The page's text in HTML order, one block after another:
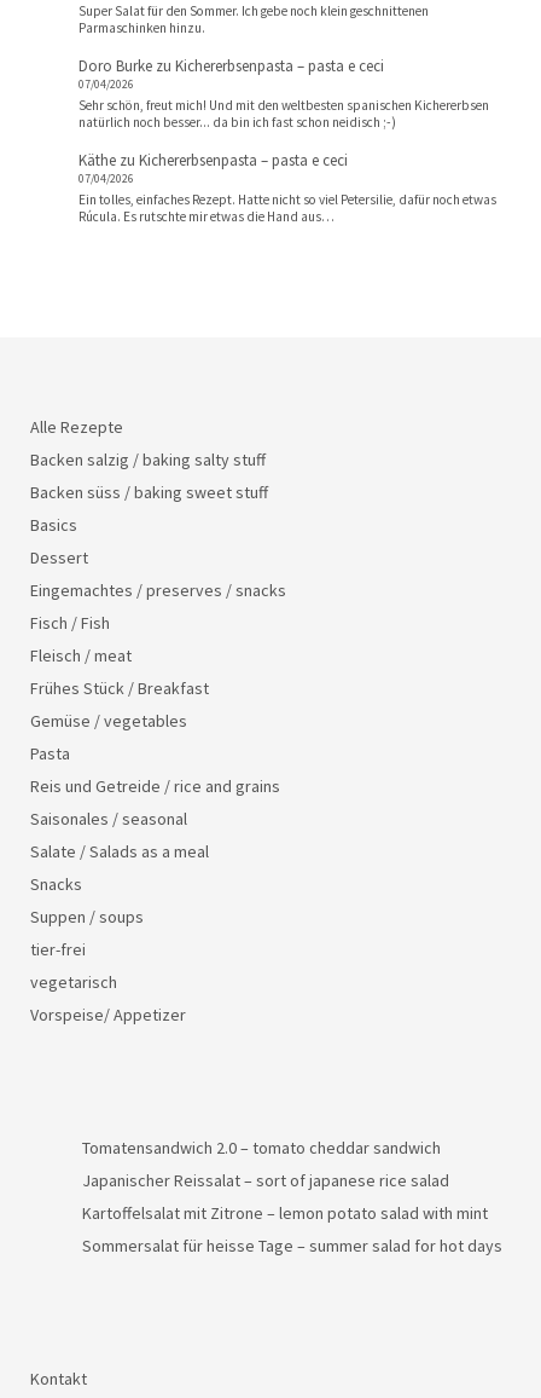
Super Salat für den Sommer. Ich gebe noch klein geschnittenen
Parmaschinken hinzu.
Doro Burke zu Kichererbsenpasta – pasta e ceci
07/04/2026
Sehr schön, freut mich! Und mit den weltbesten spanischen Kichererbsen
natürlich noch besser... da bin ich fast schon neidisch ;-)
Käthe zu Kichererbsenpasta – pasta e ceci
07/04/2026
Ein tolles, einfaches Rezept. Hatte nicht so viel Petersilie, dafür noch etwas
Rúcula. Es rutschte mir etwas die Hand aus…
Alle Rezepte
Backen salzig / baking salty stuff
Backen süss / baking sweet stuff
Basics
Dessert
Eingemachtes / preserves / snacks
Fisch / Fish
Fleisch / meat
Frühes Stück / Breakfast
Gemüse / vegetables
Pasta
Reis und Getreide / rice and grains
Saisonales / seasonal
Salate / Salads as a meal
Snacks
Suppen / soups
tier-frei
vegetarisch
Vorspeise/ Appetizer
Tomatensandwich 2.0 – tomato cheddar sandwich
Japanischer Reissalat – sort of japanese rice salad
Kartoffelsalat mit Zitrone – lemon potato salad with mint
Sommersalat für heisse Tage – summer salad for hot days
Kontakt